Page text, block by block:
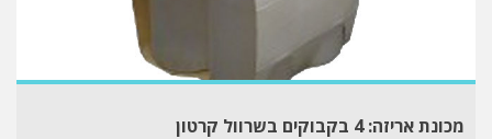
מכונת אריזה: 4 בקבוקים בשרוול קרטון